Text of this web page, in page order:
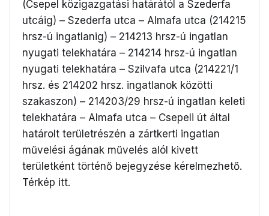
(Csepel közigazgatási határától a Szederfa
utcáig) – Szederfa utca – Almafa utca (214215
hrsz-ú ingatlanig) – 214213 hrsz-ú ingatlan
nyugati telekhatára – 214214 hrsz-ú ingatlan
nyugati telekhatára – Szilvafa utca (214221/1
hrsz. és 214202 hrsz. ingatlanok közötti
szakaszon) – 214203/29 hrsz-ú ingatlan keleti
telekhatára – Almafa utca – Csepeli út által
határolt területrészén a zártkerti ingatlan
művelési ágának művelés alól kivett
területként történő bejegyzése kérelmezhető.
Térkép itt.